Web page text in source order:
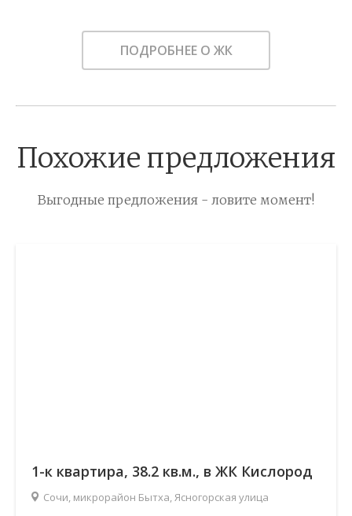
ПОДРОБНЕЕ О ЖК
Похожие предложения
Выгодные предложения - ловите момент!
1-к квартира, 38.2 кв.м., в ЖК Кислород
Сочи, микрорайон Бытха, Ясногорская улица